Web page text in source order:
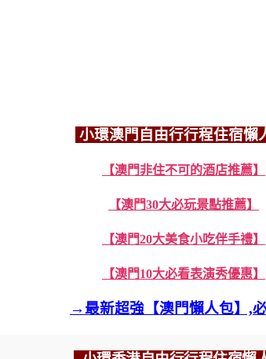
小環澳門自由行行程住宿懶
【澳門非住不可的酒店推薦】
【澳門30大必玩景點推薦】
【澳門20大美食小吃伴手禮】
【澳門10大必看表演秀優惠】
→最新超強【澳門懶人包】,必